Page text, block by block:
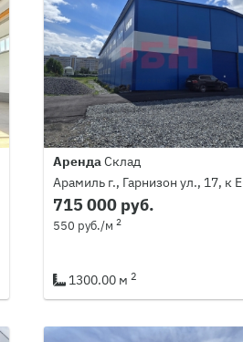
АрендаСклад
Арамиль г., Гарнизон ул., 17, к Е
715 000 руб.
550 руб./м 2
1300.00 м 2